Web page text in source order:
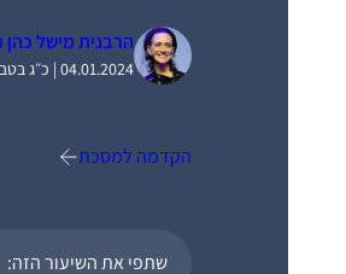
הרבנית מישל
04.01.2024 | כ״ג בטבת תשפ״ד
הקדמה למסכת
שתפי את השיעור הזה: